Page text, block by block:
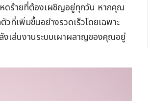
หดร้ายที่ต้องเผชิญอยู่ทุกวัน หากคุณ
ที่เพิ่มขึ้นอย่างรวดเร็วโดยเฉพาะ
เล่นงานระบบเผาผลาญของคุณอยู่